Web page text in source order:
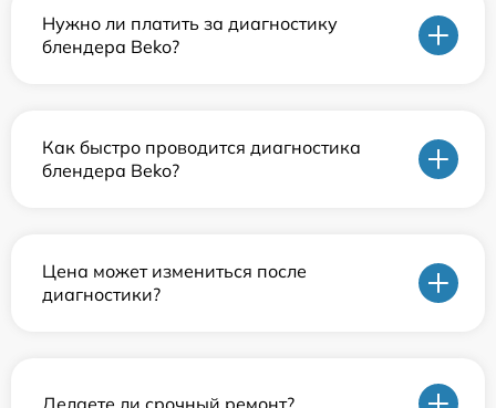
Нужно ли платить за диагностику
блендера Beko?
Как быстро проводится диагностика
блендера Beko?
Цена может измениться после
диагностики?
Делаете ли срочный ремонт?